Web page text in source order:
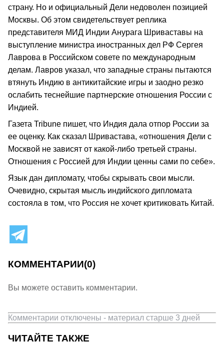
страну. Но и официальный Дели недоволен позицией
Москвы. Об этом свидетельствует реплика
представителя МИД Индии Анурага Шриваставы на
выступление министра иностранных дел РФ Сергея
Лаврова в Российском совете по международным
делам. Лавров указал, что западные страны пытаются
втянуть Индию в антикитайские игры и заодно резко
ослабить теснейшие партнерские отношения России с
Индией.
Газета Tribune пишет, что Индия дала отпор России за
ее оценку. Как сказал Шривастава, «отношения Дели с
Москвой не зависят от какой-либо третьей страны.
Отношения с Россией для Индии ценны сами по себе».
Язык дан дипломату, чтобы скрывать свои мысли.
Очевидно, скрытая мысль индийского дипломата
состояла в том, что Россия не хочет критиковать Китай.
КОММЕНТАРИИ(0)
Вы можете оставить комментарии.
Комментарии отключены - материал старше 3 дней
ЧИТАЙТЕ ТАКЖЕ